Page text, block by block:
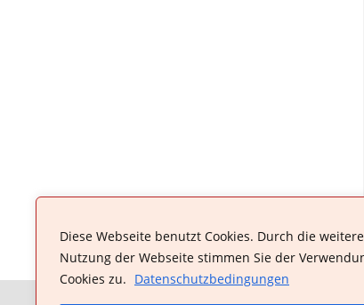
Diese Webseite benutzt Cookies. Durch die weitere
Nutzung der Webseite stimmen Sie der
Cookies zu. Datenschutzbedingungen